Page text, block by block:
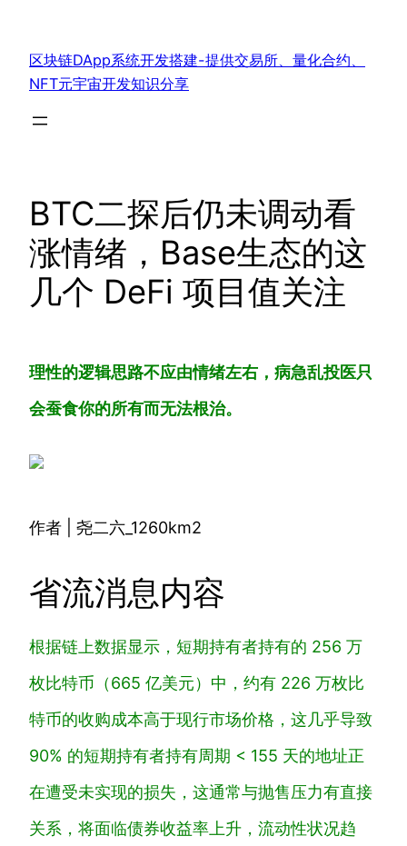
区块链DApp系统开发搭建-提供交易所、量化合约、
NFT元宇宙开发知识分享
BTC二探后仍未调动看
涨情绪，Base生态的这
几个 DeFi 项目值关注
理性的逻辑思路不应由情绪左右，病急乱投医只
会蚕食你的所有而无法根治。
作者 | 尧二六_1260km2
省流消息内容
根据链上数据显示，短期持有者持有的 256 万
枚比特币（665 亿美元）中，约有 226 万枚比
特币的收购成本高于现行市场价格，这几乎导致
90% 的短期持有者持有周期 < 155 天的地址正
在遭受未实现的损失，这通常与抛售压力有直接
关系，将面临债券收益率上升，流动性状况趋